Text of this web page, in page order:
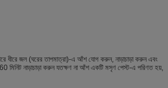
ধীরে জল (ঘরের তাপমাত্রা)-এ আঁশ যোগ করুন, নাড়াচাড়া করুন এবং
নাড়াচাড়া করুন যতক্ষণ না আঁশ একটি মসৃণ পেস্ট-এ পরিণত হয়,